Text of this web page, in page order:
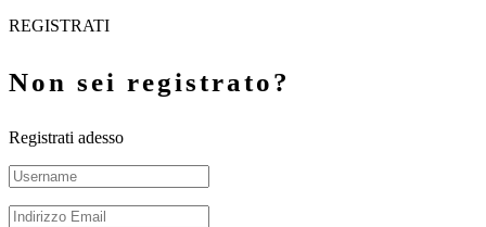
REGISTRATI
Non sei registrato?
Registrati adesso